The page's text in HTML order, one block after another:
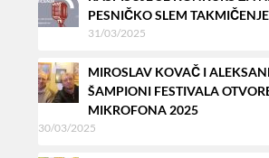
PESNIČKO SLEM
31/03/2025
MIROSLAV KOVAČ I
ŠAMPIONI FESTIVALA
MIKROFONA 2025
30/03/2025